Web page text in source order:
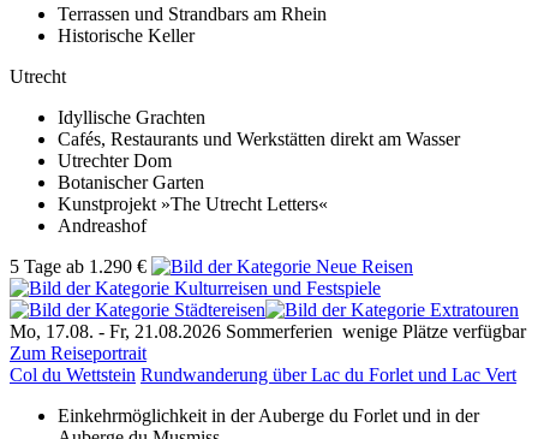
Terrassen und Strandbars am Rhein
Historische Keller
Utrecht
Idyllische Grachten
Cafés, Restaurants und Werkstätten direkt am Wasser
Utrechter Dom
Botanischer Garten
Kunstprojekt »The Utrecht Letters«
Andreashof
5 Tage ab 1.290 €
Mo, 17.08. - Fr, 21.08.2026 Sommerferien wenige Plätze verfügbar
Zum Reiseportrait
Col du Wettstein Rundwanderung über Lac du Forlet und Lac Vert
Einkehrmöglichkeit in der Auberge du Forlet und in der